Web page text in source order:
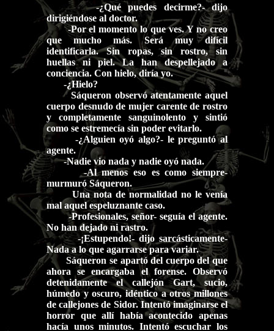
-¿Qué puedes decirme?- dijo
dirigiéndose al doctor.
-Por el momento lo que ves. Y no creo
que mucho más. Será muy difícil
identificarla. Sin ropas, sin rostro, sin
huellas ni piel. La han despellejado a
conciencia. Con hielo, diría yo.
-¿Hielo?
Sáqueron observó atentamente aquel
cuerpo desnudo de mujer carente de rostro
y completamente sanguinolento y sintió
como se estremecía sin poder evitarlo.
-¿Alguien oyó algo?- le preguntó al
agente.
-Nadie vio nada y nadie oyó nada.
-Al menos eso es como siempre-
murmuró Sáqueron.
Una nota de normalidad no le venía
mal aquel espeluznante caso.
-Profesionales, señor- seguía el agente.
No han dejado ni rastro.
-¡Estupendo!- dijo sarcásticamente-
Nada a lo que agarrarse para variar.
Sáqueron se apartó del cuerpo del que
ahora se encargaba el forense. Observó
detenidamente el callejón Gart, sucio,
húmedo y oscuro, idéntico a otros millones
de callejones de Sidor. Intentó imaginarse el
horror que allí había acontecido apenas
hacía unos minutos. Intentó escuchar los